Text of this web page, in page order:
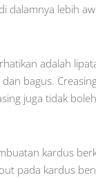
dalamnya lebih
adalah
bagus.
juga tidak
kardus
pada kardus